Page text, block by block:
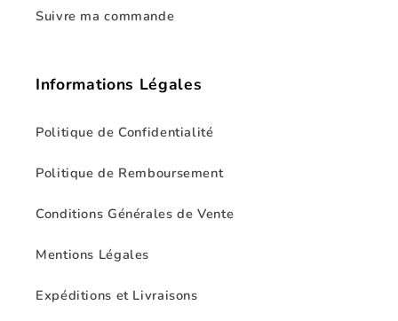
Suivre ma commande
Informations Légales
Politique de Confidentialité
Politique de Remboursement
Conditions Générales de Vente
Mentions Légales
Expéditions et Livraisons